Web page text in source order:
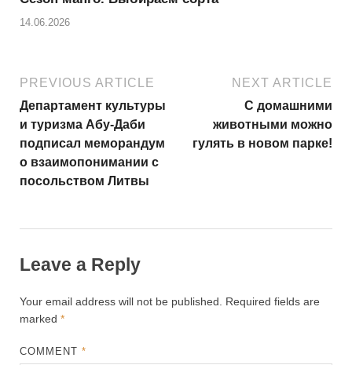
14.06.2026
PREVIOUS ARTICLE
Департамент культуры
и туризма Абу-Даби
подписал меморандум
о взаимопонимании с
посольством Литвы
NEXT ARTICLE
С домашними
животными можно
гулять в новом парке!
Leave a Reply
Your email address will not be published.
Required fields are
marked *
COMMENT*